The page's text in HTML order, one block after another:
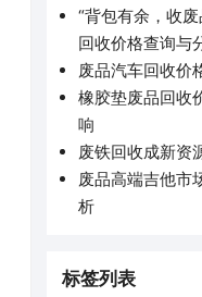
“背包有余，收
回收价格查询与
废品汽车回收价
橡胶垫废品回收
响
废铁回收成新资
废品高端吉他市
析
标签列表